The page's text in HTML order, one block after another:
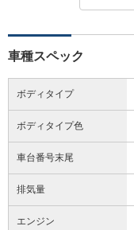
車種スペック
ボディタイプ
ボディタイプ色
車台番号末尾
排気量
エンジン